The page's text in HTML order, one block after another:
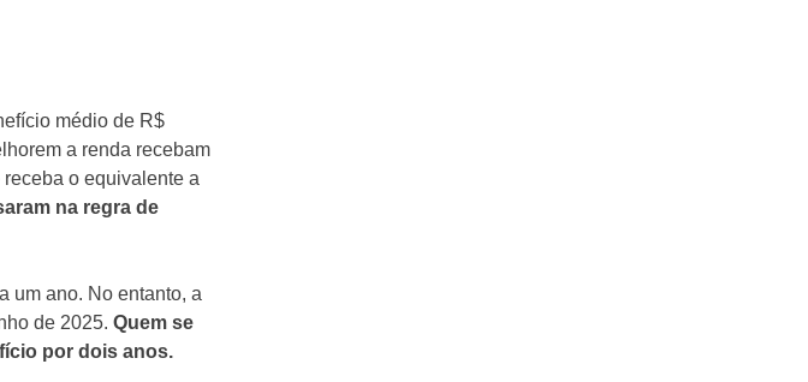
médio de R$
a renda recebam
o equivalente a
na regra de
um ano. No entanto, a
de 2025. Quem se
por dois anos.